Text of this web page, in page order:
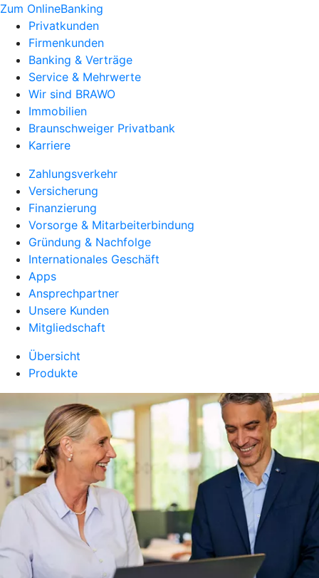
Zum OnlineBanking
Privatkunden
Firmenkunden
Banking & Verträge
Service & Mehrwerte
Wir sind BRAWO
Immobilien
Braunschweiger Privatbank
Karriere
Zahlungsverkehr
Versicherung
Finanzierung
Vorsorge & Mitarbeiterbindung
Gründung & Nachfolge
Internationales Geschäft
Apps
Ansprechpartner
Unsere Kunden
Mitgliedschaft
Übersicht
Produkte